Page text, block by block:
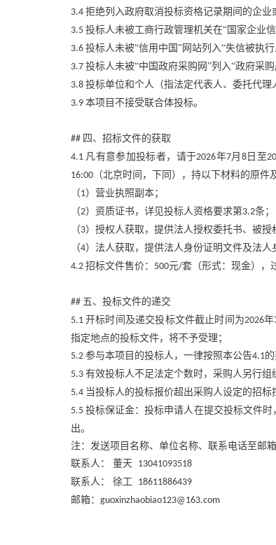
3.4 拒绝列入政府取消投标资格记录期间的企业
3.5 投标人未被工商行政管理机关在“国家企业
3.6 投标人未被“信用中国”网站列入“失信被执
3.7 投标人未被“中国政府采购网”列入“政府采
3.8 投标单位和个人（指法定代表人、委托代理
3.9 本项目不接受联合体投标。
## 四、招标文件的获取
4.1 凡有意参加投标者，请于2026年7月 8日至
16:00（北京时间，下同），持以下材料的原件
（1）营业执照副本；
（2）资质证书，详见投标人资格要求第3.2条；
（3）授权人获取，提供法人授权委托书、被授
（4）法人获取，提供法人身份证明文件及法人
4.2 招标文件售价： 500元/套（形式：现金），
## 五、投标文件的递交
5.1 开标时间及递交投标文件截止时间为2026年
指定地点的投标文件，将不予受理；
5.2 参与本项目的投标人，一律按照本公告4.1
5.3 有效投标人不足法定个数时，采购人另行组
5.4 当投标人的投标报价超出采购人设定的招
5.5 投标保证金：投标申请人在提交投标文件
出。
注：发送项目名称、单位名称、联系电话至邮箱
联系人：
董天
13041093518
联系人：
徐工
18611886439
邮箱： guoxinzhaobiao123@163.com